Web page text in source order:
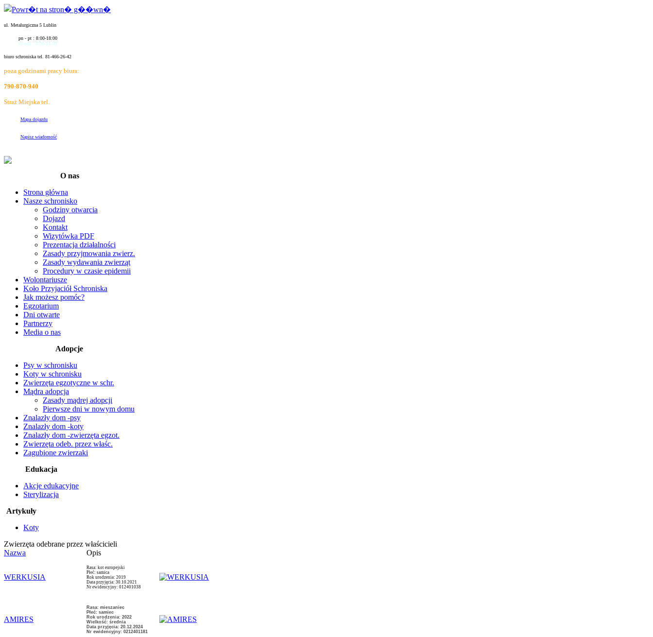
ul. Metalurgiczna 5 Lublin
pn - pt : 8:00-18:00
sb-ndz : 8:00-14:00
biuro schroniska tel. 81-466-26-42
poza godzinami pracy biura:
790-870-940
Straż Miejska tel.
Mapa dojazdu
Napisz wiadomość
O nas
Strona główna
Nasze schronisko
Godziny otwarcia
Dojazd
Kontakt
Wizytówka PDF
Prezentacja działalności
Zasady przyjmowania zwierz.
Zasady wydawania zwierząt
Procedury w czasie epidemii
Wolontariusze
Koło Przyjaciół Schroniska
Jak możesz pomóc?
Egzotarium
Dni otwarte
Partnerzy
Media o nas
Adopcje
Psy w schronisku
Koty w schronisku
Zwierzęta egzotyczne w schr.
Mądra adopcja
Zasady mądrej adopcji
Pierwsze dni w nowym domu
Znalazły dom -psy
Znalazły dom -koty
Znalazły dom -zwierzęta egzot.
Zwierzęta odeb. przez właśc.
Zagubione zwierzaki
Edukacja
Akcje edukacyjne
Sterylizacja
Artykuły
Koty
Zwierzęta odebrane przez właścicieli
Nazwa
Opis
WERKUSIA
Rasa: kot europejski
Płeć: samica
Rok urodzenia: 2019
Data przyjęcia: 30.10.2021
Nr ewidencyjny: 012401038
AMIRES
Rasa: mieszaniec
Płeć: samiec
Rok urodzenia: 2022
Wielkość: średnia
Data przyjęcia: 20.12.2024
Nr ewidencyjny: 0212401181